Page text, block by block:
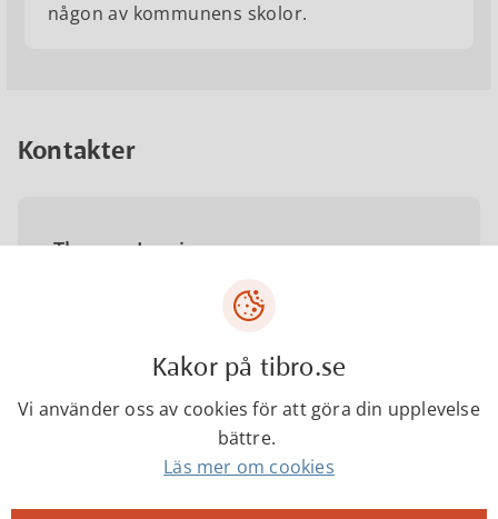
någon av kommunens skolor.
Kontakter
Therese Lavrin
therese.lavrin@tibro.se
Kakor på tibro.se
Vi använder oss av cookies för att göra din upplevelse
bättre.
Läs mer om cookies